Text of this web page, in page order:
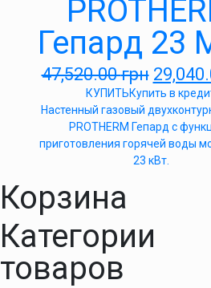
Гепард 23
47,520.00грн
КУПИТЬКупить в
Настенный газовый
PROTHERM Гепард с
приготовления горячей воды
23 кВт.
Корзина
Категории
товаров